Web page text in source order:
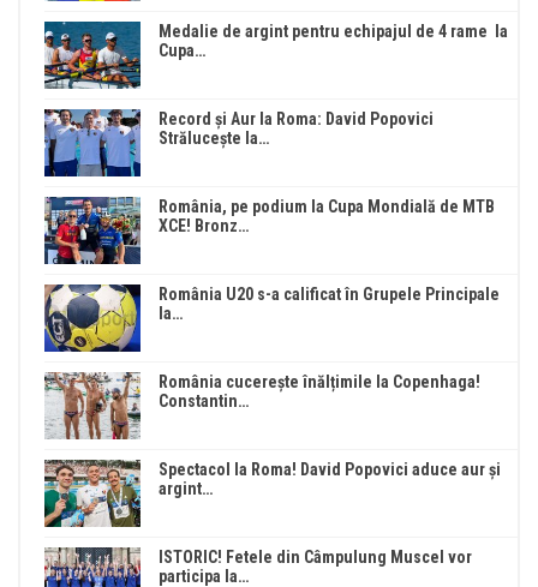
Medalie de argint pentru echipajul de 4 rame la
Cupa…
Record și Aur la Roma: David Popovici
Strălucește la…
România, pe podium la Cupa Mondială de MTB
XCE! Bronz…
România U20 s-a calificat în Grupele Principale
la…
România cucerește înălțimile la Copenhaga!
Constantin…
Spectacol la Roma! David Popovici aduce aur și
argint…
ISTORIC! Fetele din Câmpulung Muscel vor
participa la…